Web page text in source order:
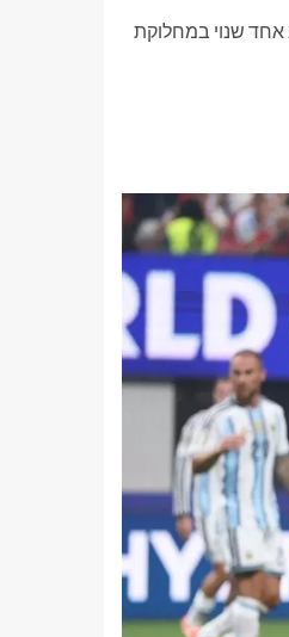
של פיפ"א לקראת מונדיאל 2026. עם זאת, ערב אחד שנוי במחלוקת